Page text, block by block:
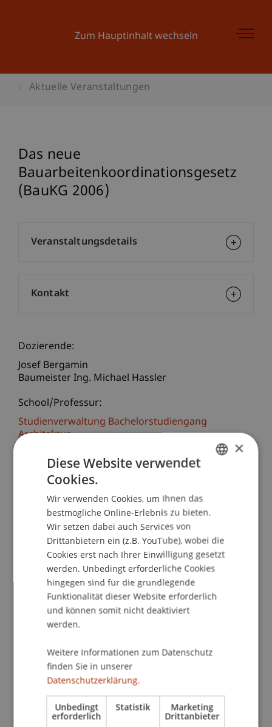
Zum Hauptinhalt wechseln
Aktuelle Veranstaltungen
Das neue
Bauarbeitenkoordinationsgesetz
(BauKG 2006)
Dozierende:
Josef Bergamin
Baumeister Ing. Michael Hassler
School/Professur:
Studienverwaltung Bachelorstudiengang
Architektur
Seit dem 1. März 2003 ist das
Bauarbeitenkoordinationsgesetz (BauKG) über
die Koordination der Sicherheits- und
Gesundheitsschutzmassnahmen bei Bauarbeiten
in Kraft. Bauherren, Planer, Bauleiter und
Bauausführende müssen diese Vorgaben
beachten.
Im Rahmen eines dreiteiligen Seminars wird in
gemeinsamer Arbeit die Umsetzung bestehender
gesetzlicher Grundlagen anhand von Beispielen
aus der Praxis erarbeitet und die Sensibilisierung
Die theoretisch erworbenen Kenntnisse sollen in
die praktische Anwendung umgesetzt werden
Gesetzesvorlage
Veranstaltungsdetails
Kontakt
×
Diese Website verwendet
Cookies.
Wir verwenden Cookies, um Ihnen das
bestmögliche Online-Erlebnis zu bieten.
Wir setzen dabei auch Services von
Drittanbietern ein (z.B. YouTube), wobei die
Cookies erst nach Ihrer Einwilligung gesetzt
werden. Unbedingt erforderliche Cookies
hingegen sind für die grundlegende
Funktionalität dieser Website erforderlich
und können somit nicht deaktiviert
werden.
Weitere Informationen zum Datenschutz
finden Sie in unserer
Datenschutzerklärung.
Unbedingt
erforderlich
Statistik Marketing
Drittanbieter